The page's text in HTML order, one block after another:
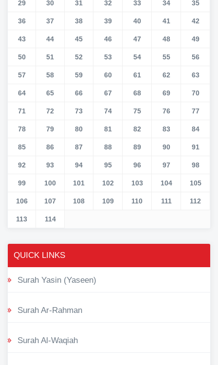
29 30 31 32 33 34 35
36 37 38 39 40 41 42
43 44 45 46 47 48 49
50 51 52 53 54 55 56
57 58 59 60 61 62 63
64 65 66 67 68 69 70
71 72 73 74 75 76 77
78 79 80 81 82 83 84
85 86 87 88 89 90 91
92 93 94 95 96 97 98
99 100 101 102 103 104 105
106 107 108 109 110 111 112
113 114
QUICK LINKS
Surah Yasin (Yaseen)
Surah Ar-Rahman
Surah Al-Waqiah